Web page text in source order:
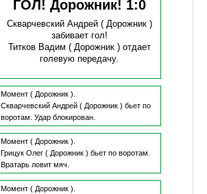
ГОЛ! Дорожник! 1:0
Скварчевский Андрей( Дорожник )
забивает гол!
Титков Вадим ( Дорожник ) отдает
голевую передачу.
Момент ( Дорожник ).
Скварчевский Андрей( Дорожник ) бьет по
воротам. Удар блокирован.
Момент ( Дорожник ).
Грицук Олег( Дорожник ) бьет по воротам.
Вратарь ловит мяч.
Момент ( Дорожник ).